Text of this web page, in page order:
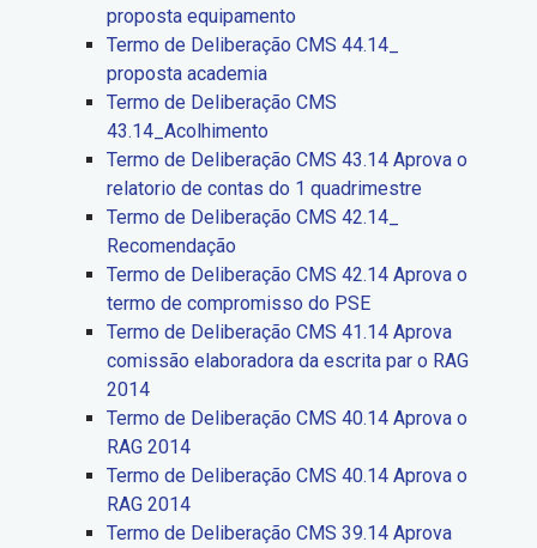
proposta equipamento
Termo de Deliberação CMS 44.14_
proposta academia
Termo de Deliberação CMS
43.14_Acolhimento
Termo de Deliberação CMS 43.14 Aprova o
relatorio de contas do 1 quadrimestre
Termo de Deliberação CMS 42.14_
Recomendação
Termo de Deliberação CMS 42.14 Aprova o
termo de compromisso do PSE
Termo de Deliberação CMS 41.14 Aprova
comissão elaboradora da escrita par o RAG
2014
Termo de Deliberação CMS 40.14 Aprova o
RAG 2014
Termo de Deliberação CMS 40.14 Aprova o
RAG 2014
Termo de Deliberação CMS 39.14 Aprova